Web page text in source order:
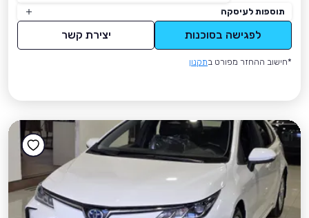
תוספות לעיסקה
לפגישה בסוכנות יצירת קשר
*חישוב ההחזר מפורט בתקנון